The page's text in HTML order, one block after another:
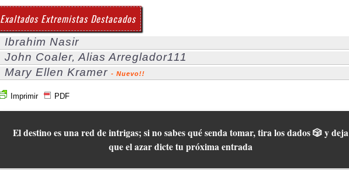
Exaltados Extremistas Destacados
Ibrahim Nasir
John Coaler, Alias Arreglador111
Mary Ellen Kramer - Nuevo!!
Imprimir PDF
El destino es una red de intrigas; si no sabes qué senda tomar, tira los dados 🎲 y deja
que el azar dicte tu próxima entrada